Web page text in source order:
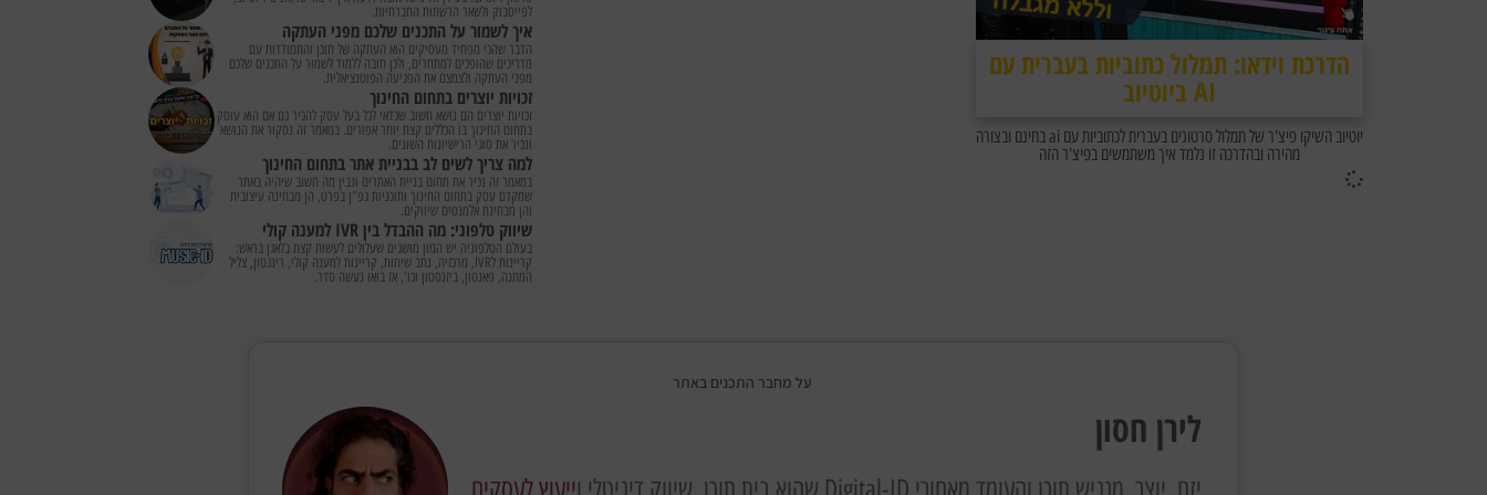
הדרכת וידאו: תמלול כתוביות בעברית עם
AI ביוטיוב
יוטיוב השיקו פיצ'ר של תמלול סרטונים בעברית לכתוביות עם ai בחינם ובצורה
מהירה ובהדרכה זו נלמד איך משתמשים בפיצ'ר הזה
לפייסבוק ולשאר הרשתות החברתיות.
איך לשמור על התכנים שלכם מפני העתקה
הדבר שהכי מפחיד מעסיקים הוא העתקה של תוכן והתמודדות עם
מדריכים שהופכים למתחרים, ולכן חובה ללמוד לשמור על התכנים שלכם
מפני העתקה ולצמצם את הפגיעה הפוטנציאלית.
זכויות יוצרים בתחום החינוך
זכויות יוצרים הם נושא חשוב שכדאי לכל בעל עסק להכיר גם אם הוא עוסק
בתחום החינוך בו הכללים קצת יותר אפורים. במאמר זה נסקור את הנושא
ונכיר את סוגי הרישיונות השונים.
למה צריך לשים לב בבניית אתר בתחום החינוך
במאמר זה נכיר את תחום בניית האתרים ונבין מה חשוב שיהיה באתר
שמקדם עסק בתחום החינוך ותוכניות גפ"ן בפרט, הן מבחינה עיצובית
והן מבחינת אלמנטים שיווקים.
שיווק טלפוני: מה ההבדל בין IVR למענה קולי
בעולם הטלפוניה יש המון מושגים שעלולים לעשות קצת בלאגן בראש:
קריינות לIVR, מרכזיה, נתב שיחות, קריינות למענה קולי, רינגטון, צליל
המתנה, פאנטון, ביזנסטון וכו', אז בואו נעשה סדר.
על מחבר התכנים באתר
לירן חסון